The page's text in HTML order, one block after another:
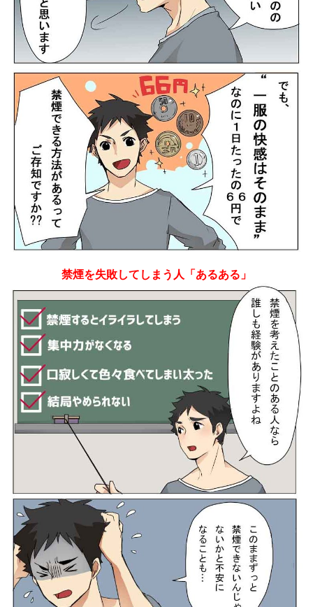
禁煙を失敗してしまう人「あるある」